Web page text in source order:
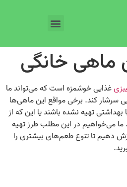
ماهی خانگی
غذایی خوشمزه است که می‌تواند ما
سرشار کند. برخی مواقع این ماهی‌ها
تهیه نشده باشند یا این که از
ما می‌خواهیم در این مطلب طرز تهیه
دهیم تا تنوع طعم‌های بیشتری را